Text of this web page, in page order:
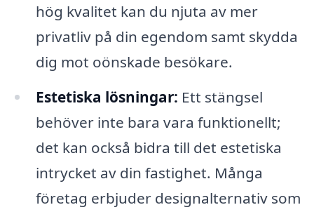
hög kvalitet kan du njuta av mer
privatliv på din egendom samt skydda
dig mot oönskade besökare.
Estetiska lösningar: Ett stängsel
behöver inte bara vara funktionellt;
det kan också bidra till det estetiska
intrycket av din fastighet. Många
företag erbjuder designalternativ som